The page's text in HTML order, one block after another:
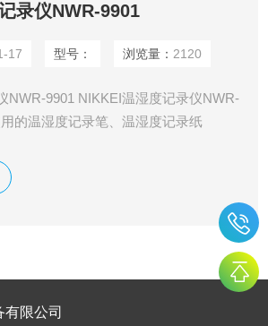
录仪NWR-9901
17 型号： 浏览量： 2120
NWR-9901 NIKKEI温湿度记录仪NWR-
的温湿度记录笔、温湿度记录纸
限公司